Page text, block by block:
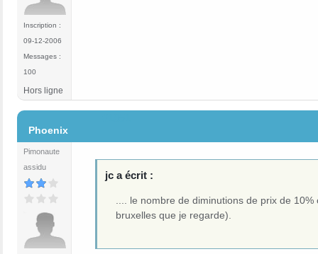
Inscription :
09-12-2006
Messages :
100
Hors ligne
Phoenix
Pimonaute
assidu
jc a écrit :
.... le nombre de diminutions de prix de
bruxelles que je regarde).